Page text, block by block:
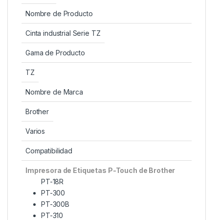
Nombre de Producto
Cinta industrial Serie TZ
Gama de Producto
TZ
Nombre de Marca
Brother
Varios
Compatibilidad
Impresora de Etiquetas P-Touch de Brother
PT-18R
PT-300
PT-300B
PT-310